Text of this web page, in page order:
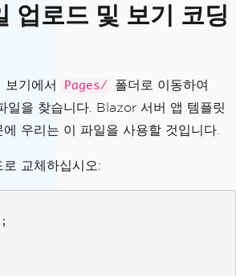
업로드 및 보기 코딩
기에서 Pages/ 폴더로 이동하여
일을 찾습니다. Blazor 서버 앱 템플릿
우리는 이 파일을 사용할 것입니다.
교체하십시오: